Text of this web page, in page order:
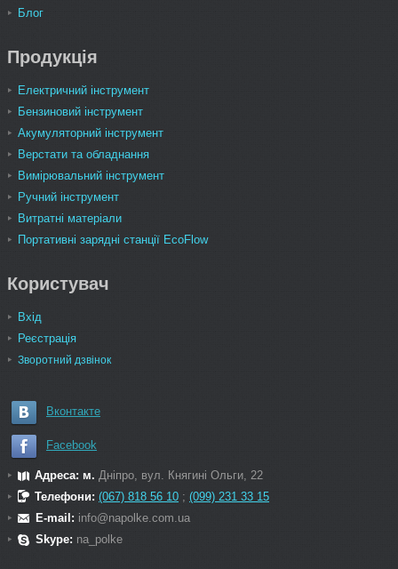
Блог
Продукція
Електричний інструмент
Бензиновий інструмент
Акумуляторний інструмент
Верстати та обладнання
Вимірювальний інструмент
Ручний інструмент
Витратні матеріали
Портативні зарядні станції EcoFlow
Користувач
Вхід
Реєстрація
Зворотний дзвінок
Вконтакте
Facebook
Адреса: м. Дніпро, вул. Княгині Ольги, 22
Телефони: (067) 818 56 10 ; (099) 231 33 15
E-mail: info@napolke.com.ua
Skype: na_polke